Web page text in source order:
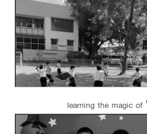
learning the magic of